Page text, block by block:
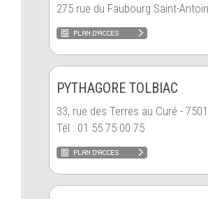
275 rue du Faubourg Saint-
PYTHAGORE TOLBIAC
33, rue des Terres au Curé -
Tél : 01 55 75 00 75